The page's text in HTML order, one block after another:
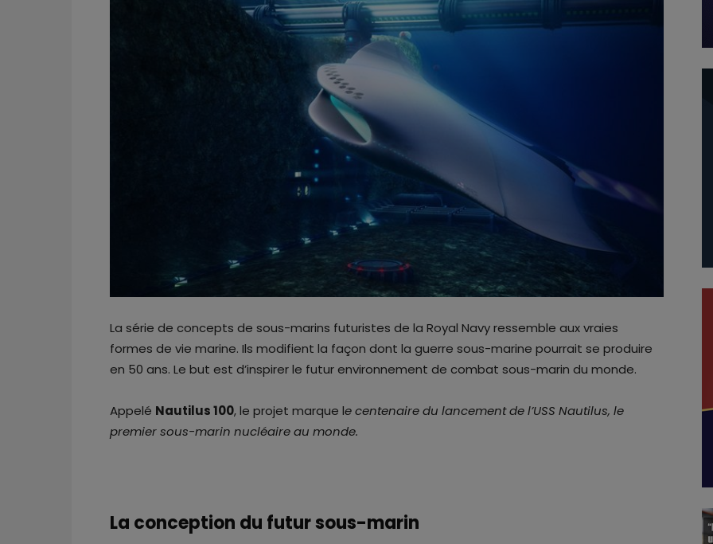
La série de concepts de sous-marins futuristes de la Royal Navy ressemble aux vraies
formes de vie marine. Ils modifient la façon dont la guerre sous-marine pourrait se produire
en 50 ans. Le but est d’inspirer le futur environnement de combat sous-marin du monde.
Appelé Nautilus 100, le projet marque lecentenaire du lancement de l’USS Nautilus, le
premier sous-marin nucléaire au monde.
La conception du futur sous-marin